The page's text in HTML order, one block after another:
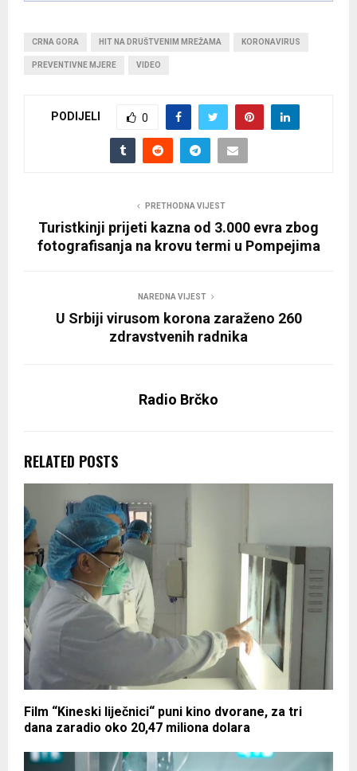
CRNA GORA HIT NA DRUŠTVENIM MREŽAMA KORONAVIRUS
PREVENTIVNE MJERE VIDEO
PODIJELI 0
PRETHODNA VIJEST
Turistkinji prijeti kazna od 3.000 evra zbog
fotografisanja na krovu termi u Pompejima
NAREDNA VIJEST
U Srbiji virusom korona zaraženo 260
zdravstvenih radnika
Radio Brčko
RELATED POSTS
Film “Kineski liječnici“ puni kino dvorane, za tri
dana zaradio oko 20,47 miliona dolara